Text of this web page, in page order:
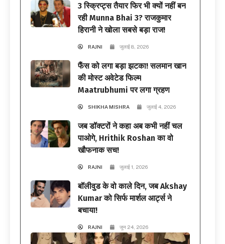
3 स्क्रिप्ट्स तैयार फिर भी क्यों नहीं बन
रही Munna Bhai 3? राजकुमार
हिरानी ने खोला सबसे बड़ा राज!
RAJNI जुलाई 8, 2026
फैंस को लगा बड़ा झटका! सलमान खान
की मोस्ट अवेटेड फिल्म
Maatrubhumi पर लगा ग्रहण
SHIKHA MISHRA जुलाई 4, 2026
जब डॉक्टरों ने कहा अब कभी नहीं चल
पाओगे, Hrithik Roshan का वो
खौफनाक सच!
RAJNI जुलाई 1, 2026
बॉलीवुड के वो काले दिन, जब Akshay
Kumar को सिर्फ मार्शल आर्ट्स ने
बचाया!
RAJNI जून 24, 2026